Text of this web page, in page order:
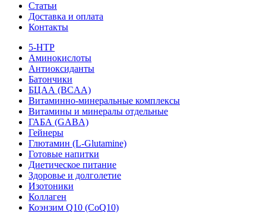
Статьи
Доставка и оплата
Контакты
5-HTP
Аминокислоты
Антиоксиданты
Батончики
БЦАА (BCAA)
Витаминно-минеральные комплексы
Витамины и минералы отдельные
ГАБА (GABA)
Гейнеры
Глютамин (L-Glutamine)
Готовые напитки
Диетическое питание
Здоровье и долголетие
Изотоники
Коллаген
Коэнзим Q10 (CoQ10)